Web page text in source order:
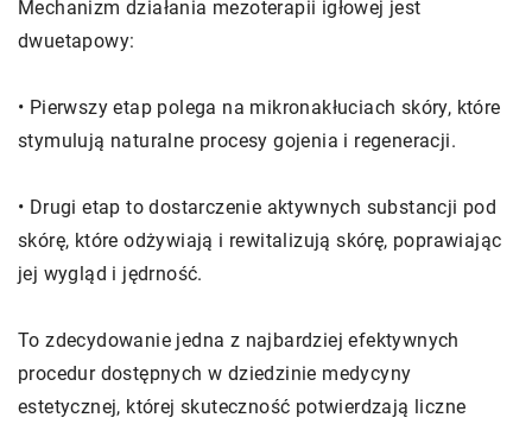
Mechanizm działania mezoterapii igłowej jest
dwuetapowy:
• Pierwszy etap polega na mikronakłuciach skóry, które
stymulują naturalne procesy gojenia i regeneracji.
• Drugi etap to dostarczenie aktywnych substancji pod
skórę, które odżywiają i rewitalizują skórę, poprawiając
jej wygląd i jędrność.
To zdecydowanie jedna z najbardziej efektywnych
procedur dostępnych w dziedzinie medycyny
estetycznej, której skuteczność potwierdzają liczne